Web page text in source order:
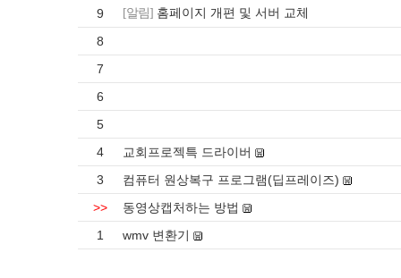
9 [알림] 홈페이지 개편 및 서버 교체
8
7
6
5
4
교회프로젝특 드라이버
3
컴퓨터 원상복구 프로그램(딥프레이즈)
>>
동영상캡처하는 방법
1
wmv 변환기